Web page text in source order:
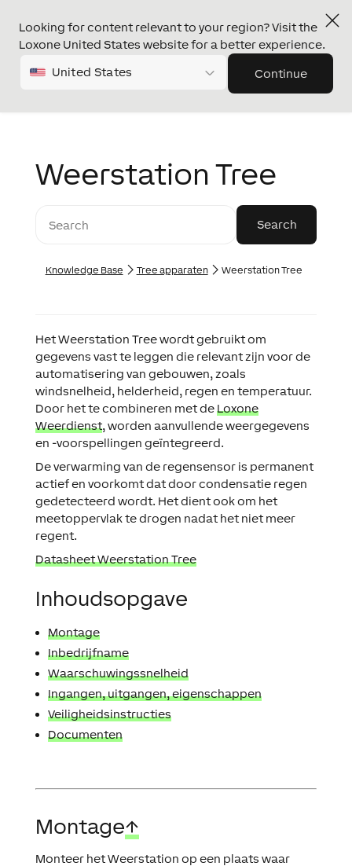
Looking for content relevant to your region? Visit the
Loxone United States website for a better experience.
United States Continue
Weerstation Tree
Knowledge Base Tree apparaten Weerstation Tree
Het Weerstation Tree wordt gebruikt om
gegevens vast te leggen die relevant zijn voor de
automatisering van gebouwen, zoals
windsnelheid, helderheid, regen en temperatuur.
Door het te combineren met deLoxone
Weerdienst, worden aanvullende weergegevens
en -voorspellingen geïntegreerd.
De verwarming van de regensensor is permanent
actief en voorkomt dat door condensatie regen
gedetecteerd wordt. Het dient ook om het
meetoppervlak te drogen nadat het niet meer
regent.
Datasheet Weerstation Tree
Inhoudsopgave
Montage
Inbedrijfname
Waarschuwingssnelheid
Ingangen, uitgangen, eigenschappen
Veiligheidsinstructies
Documenten
Montage↑
Monteer het Weerstation op een plaats waar